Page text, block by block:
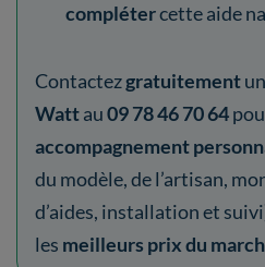
complétercette aide
Contactezgratuitementun
Wattau09 78 46 70 64
accompagnement
du modèle, de l’artisan,
d’aides, installation et
les meilleurs prix du